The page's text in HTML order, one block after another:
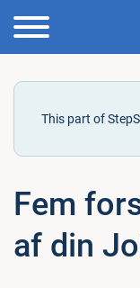
This part of
Fem
af din